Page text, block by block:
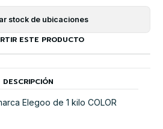
stock de ubicaciones
ESTE PRODUCTO
DESCRIPCIÓN
Elegoo de 1 kilo COLOR